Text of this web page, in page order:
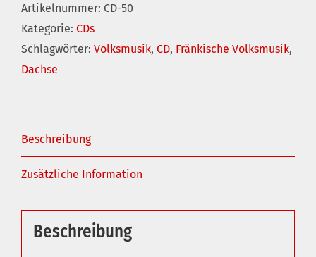
Stodltür
Menge
Artikelnummer: CD-50
Kategorie: CDs
Schlagwörter: Volksmusik, CD, Fränkische Volksmusik,
Dachse
Beschreibung
Zusätzliche Information
Beschreibung